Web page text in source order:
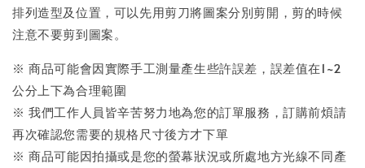
排列造型及位置，可以先用剪刀將圖案分別剪開，剪的時候
注意不要剪到圖案。
※ 商品可能會因實際手工測量產生些許誤差，誤差值在1~2
公分上下為合理範圍
※ 我們工作人員皆辛苦努力地為您的訂單服務，訂購前煩請
再次確認您需要的規格尺寸後方才下單
※ 商品可能因拍攝或是您的螢幕狀況或所處地方光線不同產